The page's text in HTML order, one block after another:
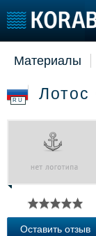
Судостроение
Новости
Репутация
Работа
Крюинг
Реклама
Материалы
RU Лотос
Оставить отзыв